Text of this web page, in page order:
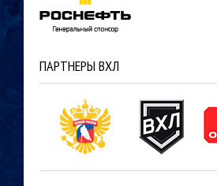
ПАРТНЕРЫ ВХЛ